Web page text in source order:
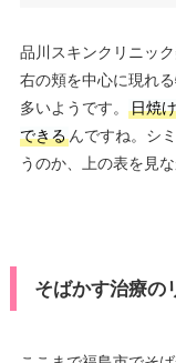
品川スキンクリニッ
右の頬を中心に現れ
多いようです。
日焼
できるんですね。シ
うのか、上の表を見
そばかす治療の